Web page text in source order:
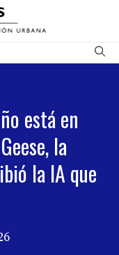
está en
la
la IA que